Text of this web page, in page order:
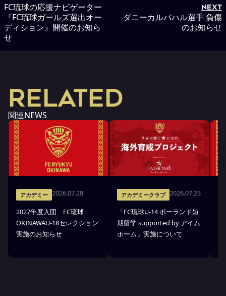
FC琉球の応援ナビゲーター
『FC琉球ガールズ選出オー
ディション』開催のお知ら
せ
NEXT
ダニーカルバハル選手 負傷
のお知らせ
RELATED
関連NEWS
アカデミー 2026.07.28
2027年度入団 FC琉球
OKINAWAU-18セレクション
実施のお知らせ
アカデミークラブ 2026.07.23
「FC琉球U-14 ポーランド短
期留学 supported by アイム
ホーム」実施について